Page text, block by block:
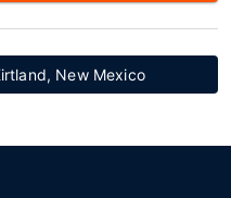
New Mexico